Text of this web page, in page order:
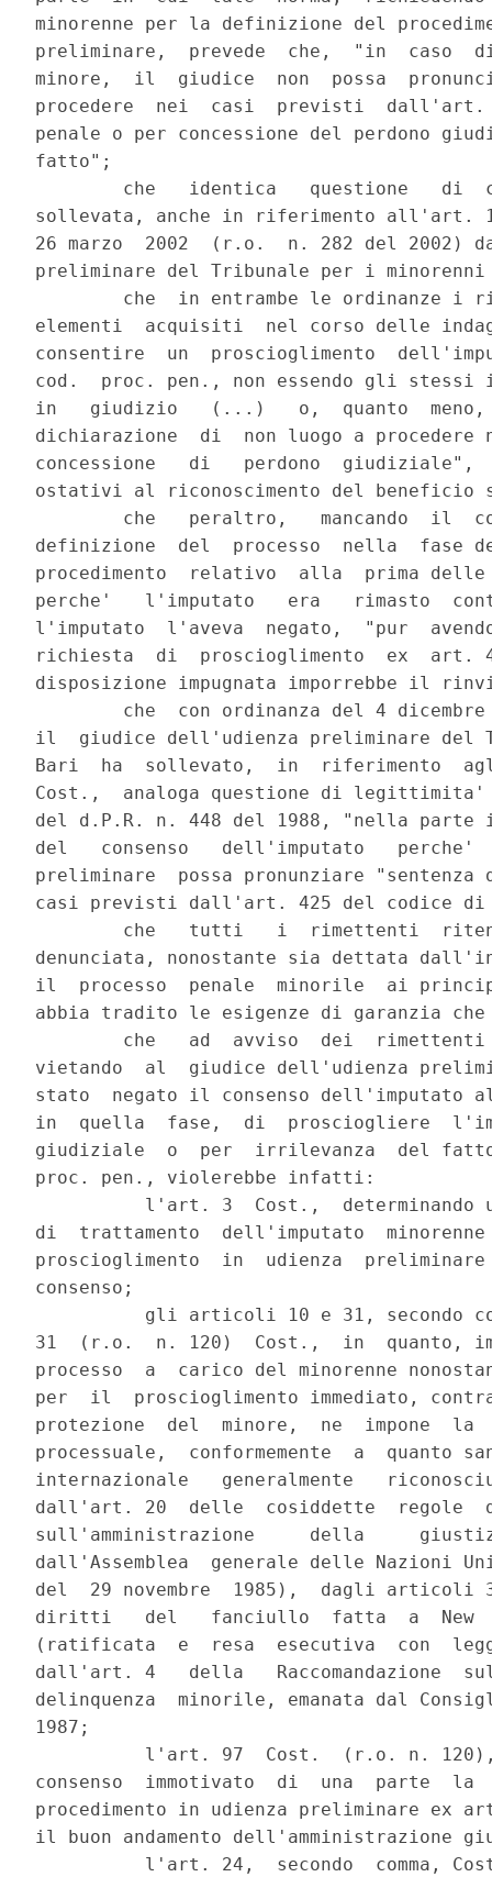
minorenne per la definizione del
preliminare,  prevede  che,  "in  caso  di
minore,  il  giudice  non  possa
procedere  nei  casi  previsti  dall'art.
penale o per concessione del perdono
fatto";
che   identica   questione   di
sollevata, anche in riferimento all'art.
26 marzo  2002  (r.o.  n. 282 del 2002)
preliminare del Tribunale per i
che  in entrambe le ordinanze i
elementi  acquisiti  nel corso delle
consentire  un  proscioglimento
cod.  proc. pen., non essendo gli stessi
in   giudizio   (...)   o,  quanto  meno,
dichiarazione  di  non luogo a
concessione   di   perdono  giudiziale",
ostativi al riconoscimento del beneficio
che   peraltro,   mancando  il
definizione  del  processo  nella  fase
procedimento  relativo  alla  prima delle
perche'   l'imputato   era   rimasto
l'imputato  l'aveva  negato,  "pur
richiesta  di  proscioglimento  ex  art.
disposizione impugnata imporrebbe il
che  con ordinanza del 4
il  giudice dell'udienza preliminare del
Bari  ha  sollevato,  in  riferimento
Cost.,  analoga questione di
del d.P.R. n. 448 del 1988, "nella parte
del   consenso   dell'imputato
preliminare  possa pronunziare "sentenza
casi previsti dall'art. 425 del codice di
che   tutti   i  rimettenti
denunciata, nonostante sia dettata
il  processo  penale  minorile  ai
abbia tradito le esigenze di garanzia
che   ad  avviso  dei
vietando  al  giudice dell'udienza
stato  negato il consenso dell'imputato
in  quella  fase,  di  prosciogliere
giudiziale  o  per  irrilevanza  del fatto,
proc. pen., violerebbe infatti:
l'art. 3  Cost.,  determinando
di  trattamento  dell'imputato
proscioglimento  in  udienza
consenso;
gli articoli 10 e 31, secondo
31  (r.o.  n. 120)  Cost.,  in  quanto,
processo  a  carico del minorenne
per  il  proscioglimento immediato,
protezione  del  minore,  ne  impone
processuale,  conformemente  a  quanto
internazionale   generalmente
dall'art. 20  delle  cosiddette  regole
sull'amministrazione     della
dall'Assemblea  generale delle Nazioni
del  29 novembre  1985),  dagli articoli
diritti   del   fanciullo  fatta  a  New
(ratificata  e  resa  esecutiva  con
dall'art. 4   della   Raccomandazione
delinquenza  minorile, emanata dal
1987;
l'art. 97  Cost.  (r.o. n.
consenso  immotivato  di  una  parte
procedimento in udienza preliminare ex
il buon andamento dell'amministrazione
l'art. 24,  secondo  comma,